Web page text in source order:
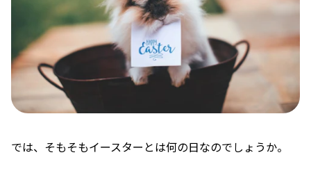
では、そもそもイースターとは何の日なのでしょうか。